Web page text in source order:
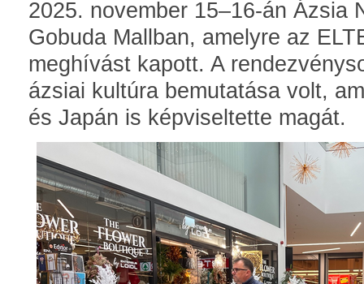
2025. november 15–16-án Ázsia
Gobuda Mallban, amelyre az
meghívást kapott. A
ázsiai kultúra bemutatása volt,
és Japán is képviseltette magát.